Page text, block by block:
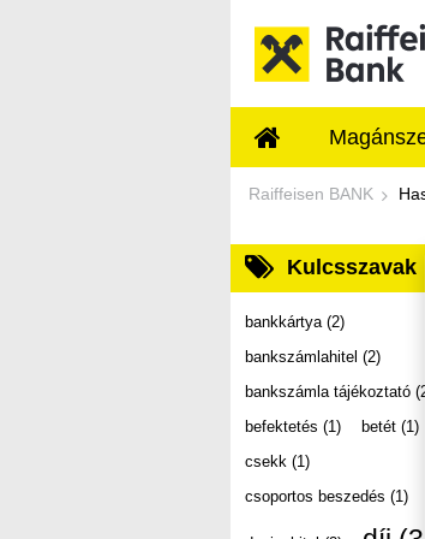
Raiffeisen BANK
Kulcsszavak
bankkártya (2)
bankszámlahitel (2)
bankszámla tájékoztató (2)
befektetés (1) betét (1)
csekk (1)
csoportos beszedés (1)